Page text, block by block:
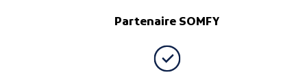
Partenaire SOMFY